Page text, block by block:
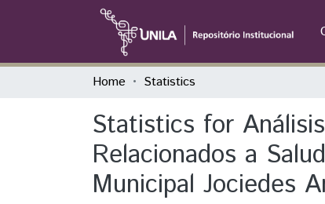
Home Statistics
Statistics for
Relacionados a
Municipal Jociedes